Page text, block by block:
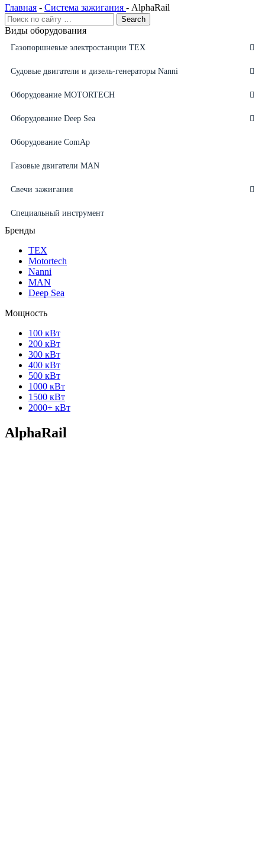
Главная - Система зажигания - AlphaRail
Виды оборудования
Газопоршневые электростанции ТЕХ
Судовые двигатели и дизель-генераторы Nanni
Оборудование MOTORTECH
Оборудование Deep Sea
Оборудование ComAp
Газовые двигатели MAN
Свечи зажигания
Специальный инструмент
Бренды
ТЕХ
Motortech
Nanni
MAN
Deep Sea
Мощность
100 кВт
200 кВт
300 кВт
400 кВт
500 кВт
1000 кВт
1500 кВт
2000+ кВт
AlphaRail